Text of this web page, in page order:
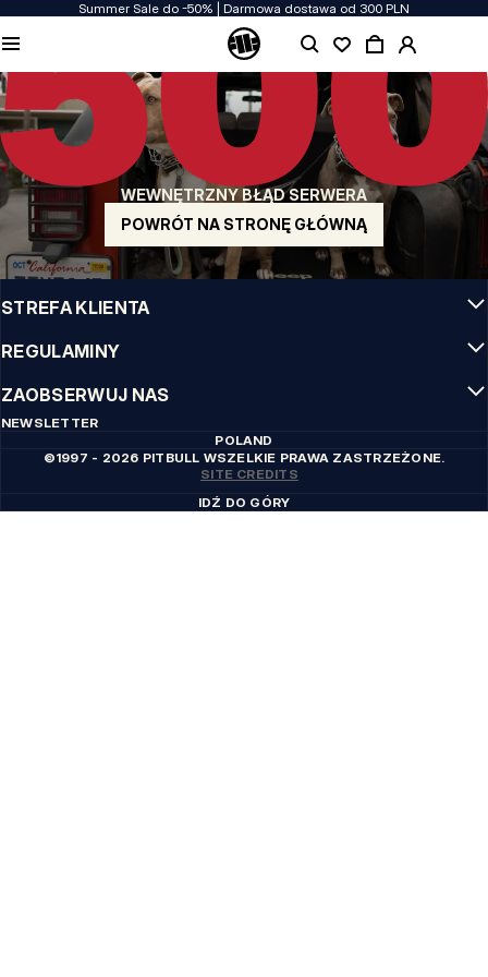
Summer Sale do -50% | Darmowa dostawa od 300 PLN
WEWNĘTRZNY BŁĄD SERWERA
POWRÓT NA STRONĘ GŁÓWNĄ
JAKOŚĆ TO DLA NAS PRIORYTET
Naszą odzież produkujemy z pasją! Nie idziemy na kompromis w kwestiach
wytrzymałości, długowieczności materiałów i dbałości o detal.
US ORIGIN
Nasze korzenie sięgają San Diego z poczatku lat 90-tych XX wieku. Nasz styl jest
surowy, autentyczny i stanowczy.
MARKA Z CHARAKTEREM
Nasze kolekcje wybierają sportowcy, fighterzy i uparci indywidualiści.
INFO
STREFA KLIENTA
REGULAMINY
ZAOBSERWUJ NAS
NEWSLETTER
POLAND
©1997 - 2026 PITBULL WSZELKIE PRAWA ZASTRZEŻONE.
SITE CREDITS
IDŹ DO GÓRY